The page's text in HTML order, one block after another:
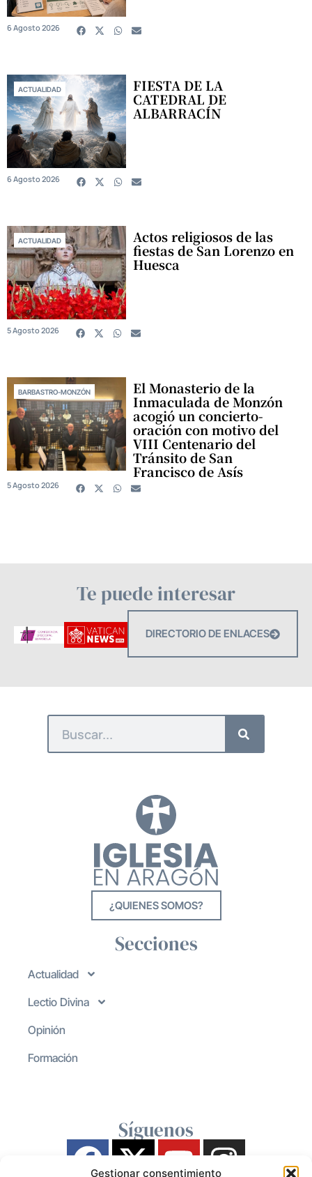
Gestionar consentimiento
6 Agosto 2026
ACTUALIDAD FIESTA DE LA
CATEDRAL DE
ALBARRACÍN
6 Agosto 2026
ACTUALIDAD Actos religiosos de las
fiestas de San Lorenzo en
Huesca
5 Agosto 2026
BARBASTRO-MONZÓN El Monasterio de la
Inmaculada de Monzón
acogió un concierto-
oración con motivo del
VIII Centenario del
Tránsito de San
Francisco de Asís
5 Agosto 2026
Te puede interesar
DIRECTORIO DE ENLACES
¿QUIENES SOMOS?
Secciones
Actualidad
Lectio Divina
Opinión
Formación
Síguenos